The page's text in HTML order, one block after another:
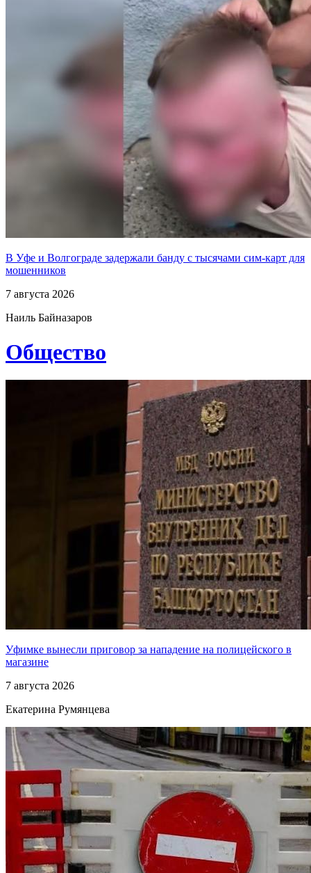
В Уфе и Волгограде задержали банду с тысячами сим-карт для
мошенников
7 августа 2026
Наиль Байназаров
Общество
Уфимке вынесли приговор за нападение на полицейского в
магазине
7 августа 2026
Екатерина Румянцева